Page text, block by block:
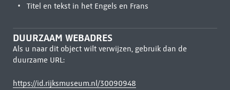
Titel en tekst in het Engels en Frans
DUURZAAM WEBADRES
Als u naar dit object wilt verwijzen, gebruik dan de
duurzame URL:
https://id.rijksmuseum.nl/30090948